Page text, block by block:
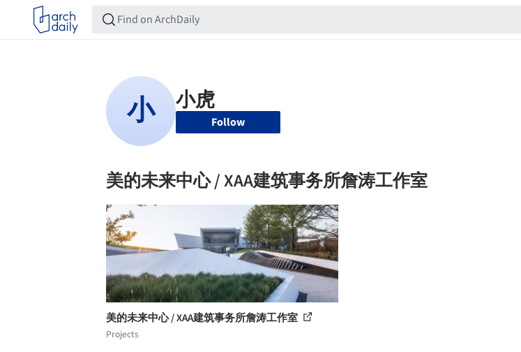
Follow
美的未来中心 / XAA建筑事务所詹涛工作室
美的未来中心 / XAA建筑事务所詹涛工作室
Projects